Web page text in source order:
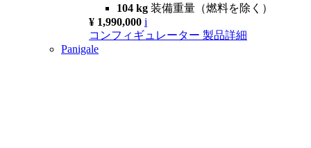
104 kg 装備重量（燃料を除く）
¥ 1,990,000 i
コンフィギュレーター 製品詳細
Panigale